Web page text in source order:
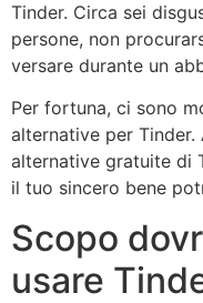
Tinder. Circa sei
persone, non
versare durante un
Per fortuna, ci sono
alternative per
alternative gratuite di
il tuo sincero bene
Scopo
usare